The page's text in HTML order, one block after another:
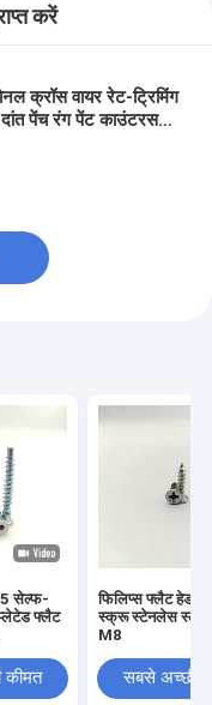
करें
क्रॉस वायर रेट-ट्रिमिंग
पेंच रंग पेंट काउंटरसन
सेल्फ-
फ्लैट
फिलिप्स फ्लैट हेड
स्क्रू स्टेनलेस
M8
सबसे अच्छी